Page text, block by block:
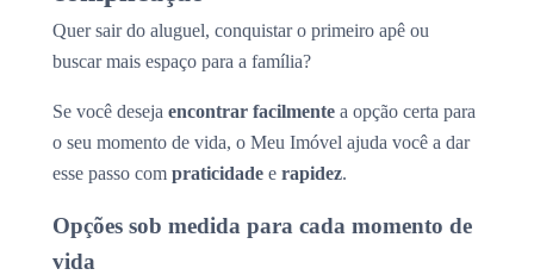
Quer sair do aluguel, conquistar o primeiro apê ou
buscar mais espaço para a família?
Se você deseja encontrar facilmente a opção certa para
o seu momento de vida, o Meu Imóvel ajuda você a dar
esse passo com praticidade e rapidez.
Opções sob medida para cada momento de
vida